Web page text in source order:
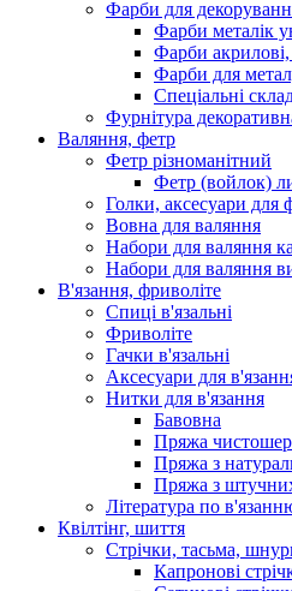
Фарби для
Фарби металік
Фарби акрилові,
Фарби для
Спеціальні
Фурнітура
Валяння, фетр
Фетр різноманітний
Фетр (войлок)
Голки, аксесуари для
Вовна для валяння
Набори для валяння
Набори для валяння
В'язання, фриволіте
Спиці в'язальні
Фриволіте
Гачки в'язальні
Аксесуари для
Нитки для в'язання
Бавовна
Пряжа
Пряжа з
Пряжа з
Література по
Квілтінг, шиття
Стрічки, тасьма,
Капронові